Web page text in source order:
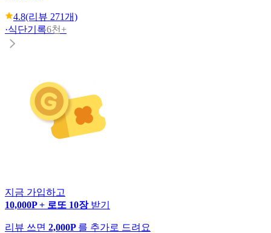
4.8(리뷰 271개)
·식단기록6천+
지금 가입하고
10,000P + 로또 10장 받기
리뷰 쓰면 2,000P 를 추가로 드려요